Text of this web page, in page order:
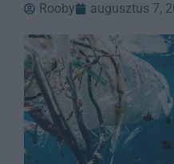
Rooby
augusztus 7,